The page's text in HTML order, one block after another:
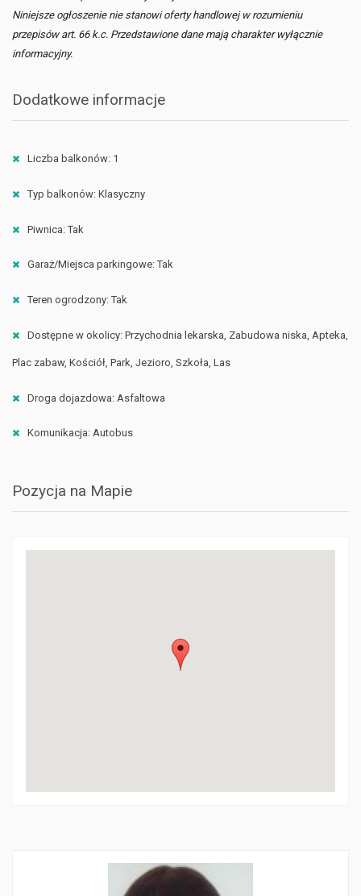
Niniejsze ogłoszenie nie stanowi oferty handlowej w rozumieniu
przepisów art. 66 k.c. Przedstawione dane mają charakter wyłącznie
informacyjny.
Dodatkowe informacje
Liczba balkonów: 1
Typ balkonów: Klasyczny
Piwnica: Tak
Garaż/Miejsca parkingowe: Tak
Teren ogrodzony: Tak
Dostępne w okolicy: Przychodnia lekarska, Zabudowa niska, Apteka,
Plac zabaw, Kościół, Park, Jezioro, Szkoła, Las
Droga dojazdowa: Asfaltowa
Komunikacja: Autobus
Pozycja na Mapie